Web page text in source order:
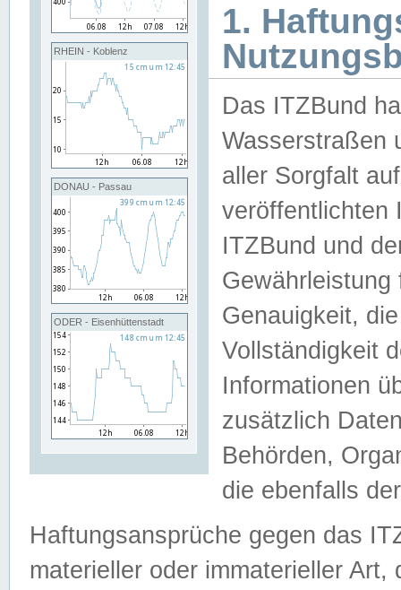
RHEIN - Koblenz
DONAU - Passau
ODER - Eisenhüttenstadt
1.
Das ITZBund
Wasserstraßen
aller Sorgfalt
veröffentlichten
ITZBund und
Genauigkeit,
Vollständigkeit
Informationen
zusätzlich
Behörden,
die ebenfalls
Haftungsansprüche gegen das
materieller oder immaterieller